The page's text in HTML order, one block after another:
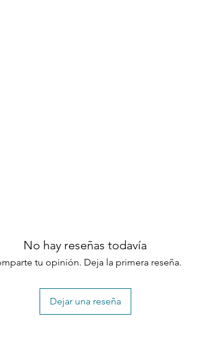
No hay reseñas todavía
tu opinión. Deja la primera reseña.
Dejar una reseña